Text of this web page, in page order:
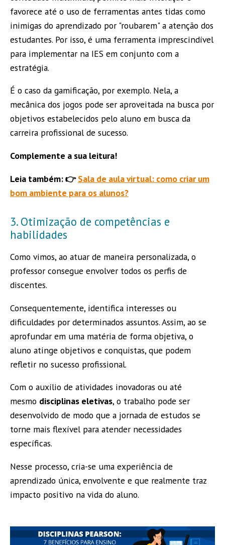
favorece até o uso de ferramentas antes tidas como
inimigas do aprendizado por "roubarem" a atenção dos
estudantes. Por isso, é uma ferramenta imprescindível
para implementar na IES em conjunto com a
estratégia.
É o caso da gamificação, por exemplo. Nela, a
mecânica dos jogos pode ser aproveitada na busca por
objetivos estabelecidos pelo aluno em busca da
carreira profissional de sucesso.
Complemente a sua leitura!
Leia também: 👉Sala de aula virtual: como criar um
bom ambiente para os alunos?
3. Otimização de competências e
habilidades
Como vimos, ao atuar de maneira personalizada, o
professor consegue envolver todos os perfis de
discentes.
Consequentemente, identifica interesses ou
dificuldades por determinados assuntos. Assim, ao se
aprofundar em uma matéria de forma objetiva, o
aluno atinge objetivos e conquistas, que podem
refletir no sucesso profissional.
Com o auxílio de atividades inovadoras ou até
mesmo disciplinas eletivas, o trabalho pode ser
desenvolvido de modo que a jornada de estudos se
torne mais flexível para atender necessidades
específicas.
Nesse processo, cria-se uma experiência de
aprendizado única, envolvente e que realmente traz
impacto positivo na vida do aluno.